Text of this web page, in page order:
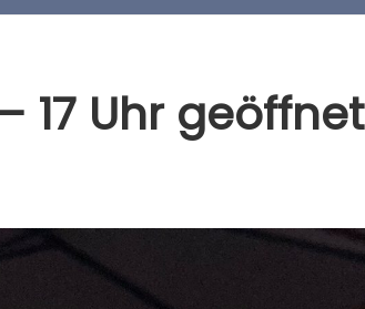
17 Uhr geöffnet